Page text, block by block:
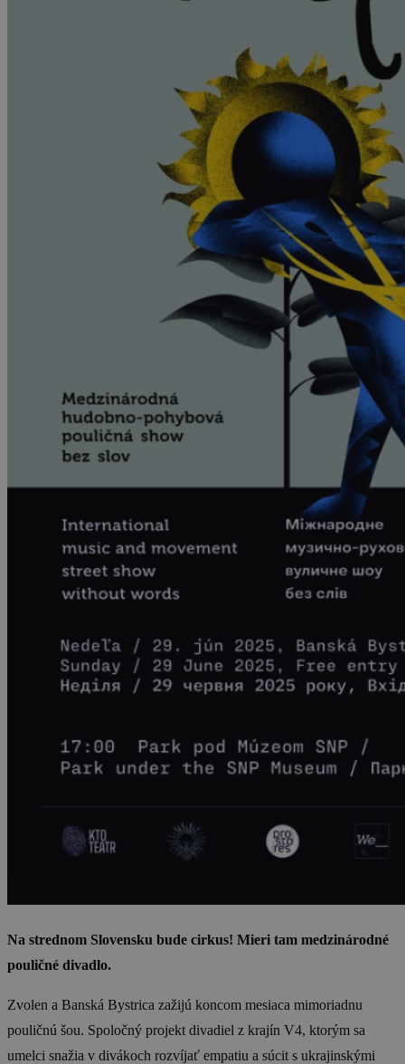
Na strednom Slovensku bude cirkus! Mieri tam medzinárodné
pouličné divadlo.
Zvolen a Banská Bystrica zažijú koncom mesiaca mimoriadnu
pouličnú šou. Spoločný projekt divadiel z krajín V4, ktorým sa
umelci snažia v divákoch rozvíjať empatiu a súcit s ukrajinskými